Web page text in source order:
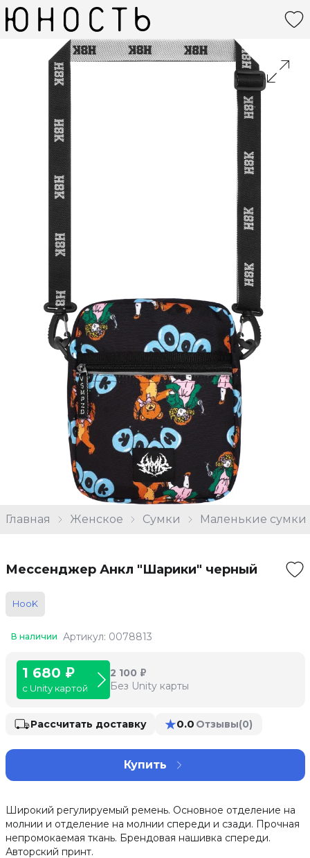
Главная Женское Сумки Маленькие сумки
Мессенджер Анкл "Шарики" черный
HooK
В наличии Артикул: 0078813
1 680 ₽
с Unity картой
2 100 ₽
Без Unity карты
Рассчитать доставку ★0.0 Отзывы(0)
Купить
Широкий регулируемый ремень. Основное отделение на
молнии и отделение на молнии спереди и сзади. Прочная
непромокаемая ткань. Брендовая нашивка спереди.
Авторский принт.